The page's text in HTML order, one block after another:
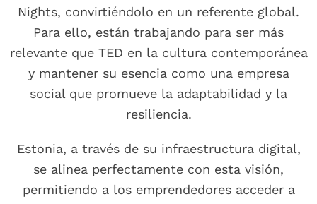
Nights, convirtiéndolo en un referente global.
Para ello, están trabajando para ser más
relevante que TED en la cultura contemporánea
y mantener su esencia como una empresa
social que promueve la adaptabilidad y la
resiliencia.
Estonia, a través de su infraestructura digital,
se alinea perfectamente con esta visión,
permitiendo a los emprendedores acceder a